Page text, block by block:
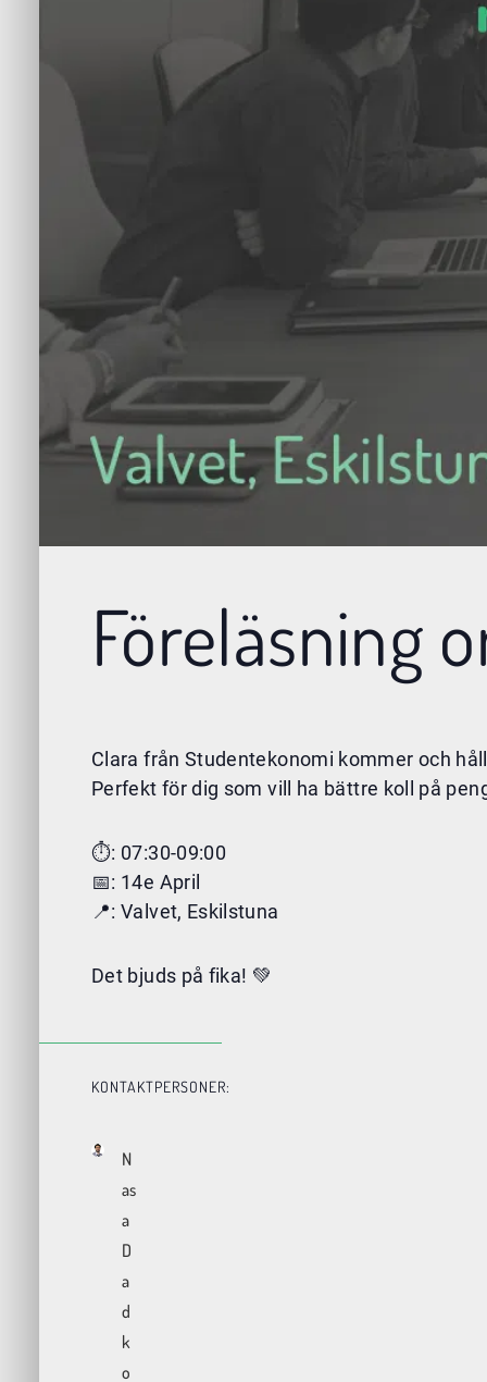
Föreläsning
Clara från Studentekonomi kommer och
Perfekt för dig som vill ha bättre koll på
⏱️: 07:30-09:00
📅: 14e April
📍: Valvet, Eskilstuna
Det bjuds på fika! 💚
KONTAKTPERSONER:
N
as
a
D
a
d
k
o